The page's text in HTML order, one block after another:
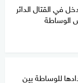
في القتال الدائر
الوساطة
للوساطة بين